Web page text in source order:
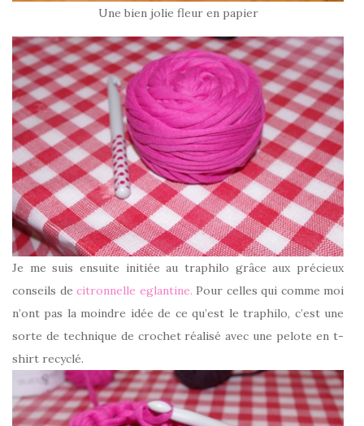
Une bien jolie fleur en papier
Je me suis ensuite initiée au traphilo grâce aux précieux
conseils de citronnelle eglantine. Pour celles qui comme moi
n’ont pas la moindre idée de ce qu’est le traphilo, c’est une
sorte de technique de crochet réalisé avec une pelote en t-
shirt recyclé.